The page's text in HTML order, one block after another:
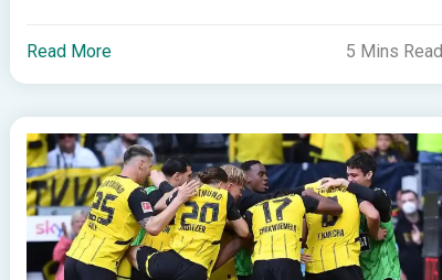
Read More 5 Mins Read